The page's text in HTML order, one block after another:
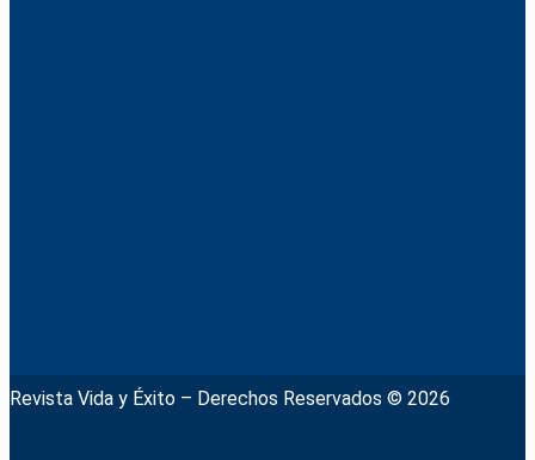
Revista Vida y Éxito – Derechos Reservados © 2026